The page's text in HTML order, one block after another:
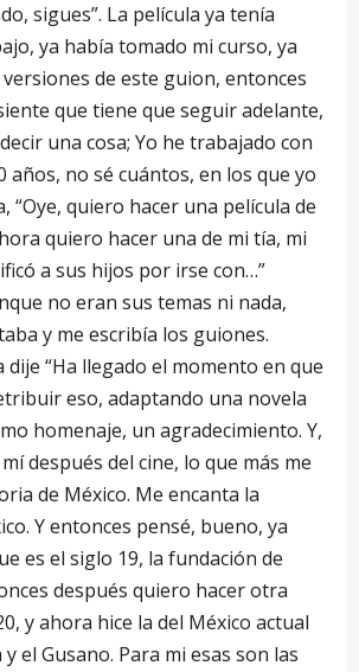
sigues”. La película ya tenía
ya había tomado mi curso, ya
de este guion, entonces
que tiene que seguir adelante,
una cosa; Yo he trabajado con
años, no sé cuántos, en los que yo
“Oye, quiero hacer una película de
quiero hacer una de mi tía, mi
a sus hijos por irse con…”
no eran sus temas ni nada,
y me escribía los guiones.
dije “Ha llegado el momento en que
eso, adaptando una novela
homenaje, un agradecimiento. Y,
después del cine, lo que más me
de México. Me encanta la
Y entonces pensé, bueno, ya
es el siglo 19, la fundación de
después quiero hacer otra
y ahora hice la del México actual
el Gusano. Para mi esas son las